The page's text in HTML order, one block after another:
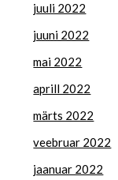
juuli 2022
juuni 2022
mai 2022
aprill 2022
märts 2022
veebruar 2022
jaanuar 2022